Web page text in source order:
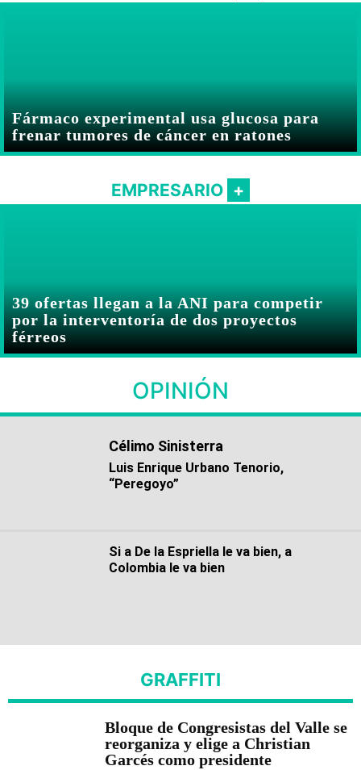
Fármaco experimental usa glucosa para
frenar tumores de cáncer en ratones
EMPRESARIO
39 ofertas llegan a la ANI para competir
por la interventoría de dos proyectos
férreos
OPINIÓN
Célimo Sinisterra
Luis Enrique Urbano Tenorio,
“Peregoyo”
Si a De la Espriella le va bien, a
Colombia le va bien
GRAFFITI
Bloque de Congresistas del Valle se
reorganiza y elige a Christian
Garcés como presidente